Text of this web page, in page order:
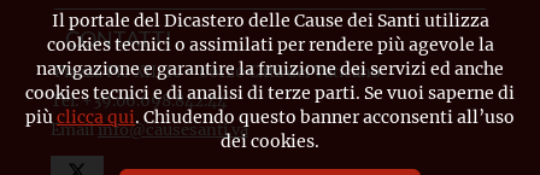
CONTATTI
Piazza Pio XII, 10 - 00120 Città del Vaticano
Tel. +39.06.698.842.44
Emailinfo@causesanti.va
Il portale del Dicastero delle Cause dei Santi utilizza
cookies tecnici o assimilati per rendere più agevole la
navigazione e garantire la fruizione dei servizi ed anche
cookies tecnici e di analisi di terze parti. Se vuoi saperne di
piùclicca qui. Chiudendo questo banner acconsenti all’uso
dei cookies.